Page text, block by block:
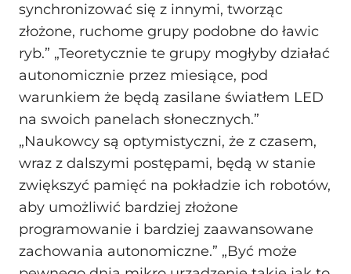
synchronizować się z innymi, tworząc
złożone, ruchome grupy podobne do ławic
ryb.” „Teoretycznie te grupy mogłyby działać
autonomicznie przez miesiące, pod
warunkiem że będą zasilane światłem LED
na swoich panelach słonecznych.”
„Naukowcy są optymistyczni, że z czasem,
wraz z dalszymi postępami, będą w stanie
zwiększyć pamięć na pokładzie ich robotów,
aby umożliwić bardziej złożone
programowanie i bardziej zaawansowane
zachowania autonomiczne.” „Być może